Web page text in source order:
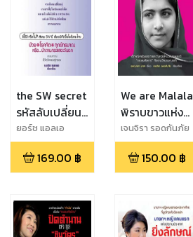
the SW secret
รหัสลับเปลี่ยน
ชีวิต
ยอร์ช แอลเอ
169.00 ฿
We are Malala
พิราบขาวแห่ง
ทุ่งอธรรม
เจนจิรา รอดกันภัย
150.00 ฿